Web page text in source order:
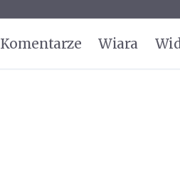
Komentarze Wiara